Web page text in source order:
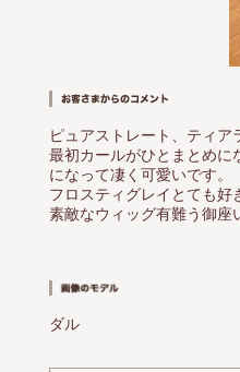
ピュアストレート、ティ
最初カールがひとまとめに
になって凄く可愛いです。
フロスティグレイとても
素敵なウィッグ有難う御座
ダル